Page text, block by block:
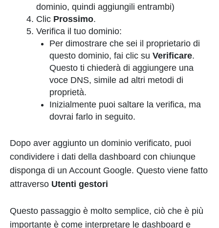
dominio, quindi aggiungili entrambi)
Clic Prossimo.
Verifica il tuo dominio:
Per dimostrare che sei il proprietario di
questo dominio, fai clic su Verificare.
Questo ti chiederà di aggiungere una
voce DNS, simile ad altri metodi di
proprietà.
Inizialmente puoi saltare la verifica, ma
dovrai farlo in seguito.
Dopo aver aggiunto un dominio verificato, puoi
condividere i dati della dashboard con chiunque
disponga di un Account Google. Questo viene fatto
attraverso Utenti gestori
Questo passaggio è molto semplice, ciò che è più
importante è come interpretare le dashboard e